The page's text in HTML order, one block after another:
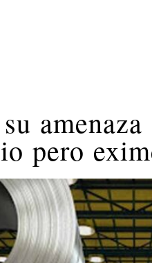
pero